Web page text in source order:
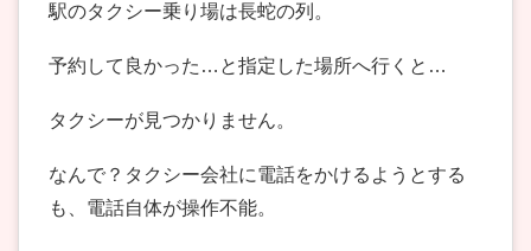
駅のタクシー乗り場は長蛇の列。
予約して良かった…と指定した場所へ行くと…
タクシーが見つかりません。
なんで？タクシー会社に電話をかけるようとする
も、電話自体が操作不能。